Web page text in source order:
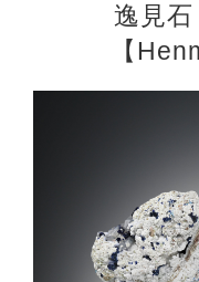
逸見
【